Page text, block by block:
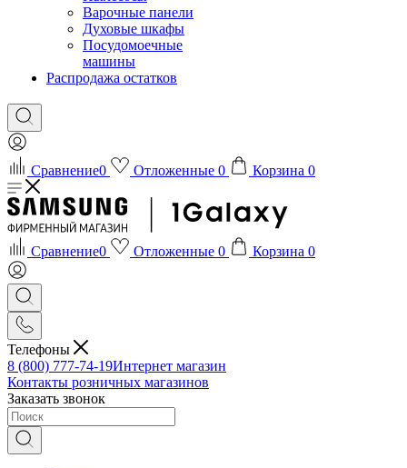
Варочные панели
Духовые шкафы
Посудомоечные
машины
Распродажа остатков
Сравнение0 Отложенные 0 Корзина 0
Сравнение0 Отложенные 0 Корзина 0
Телефоны
8 (800) 777-74-19Интернет магазин
Контакты розничных магазинов
Заказать звонок